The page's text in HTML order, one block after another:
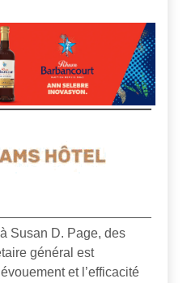
Susan D. Page, des
général est
et l’efficacité